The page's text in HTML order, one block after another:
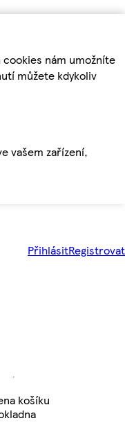
nám umožníte
můžete kdykoliv
vašem zařízení,
PřihlásitRegistrovat
cena košíku
košíku